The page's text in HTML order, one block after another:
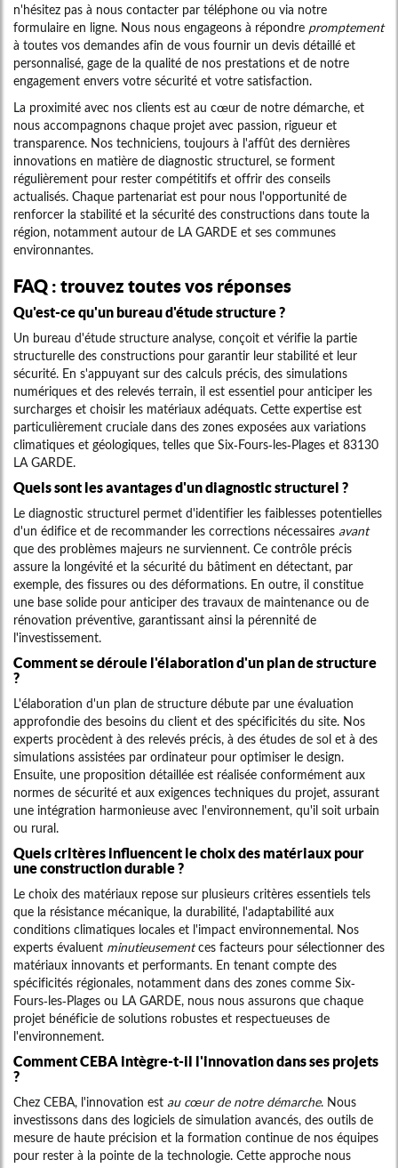
n'hésitez pas à nous contacter par téléphone ou via notre
formulaire en ligne. Nous nous engageons à répondre promptement
à toutes vos demandes afin de vous fournir un devis détaillé et
personnalisé, gage de la qualité de nos prestations et de notre
engagement envers votre sécurité et votre satisfaction.
La proximité avec nos clients est au cœur de notre démarche, et
nous accompagnons chaque projet avec passion, rigueur et
transparence. Nos techniciens, toujours à l'affût des dernières
innovations en matière de diagnostic structurel, se forment
régulièrement pour rester compétitifs et offrir des conseils
actualisés. Chaque partenariat est pour nous l'opportunité de
renforcer la stabilité et la sécurité des constructions dans toute la
région, notamment autour de LA GARDE et ses communes
environnantes.
FAQ : trouvez toutes vos réponses
Qu'est-ce qu'un bureau d'étude structure ?
Un bureau d'étude structure analyse, conçoit et vérifie la partie
structurelle des constructions pour garantir leur stabilité et leur
sécurité. En s'appuyant sur des calculs précis, des simulations
numériques et des relevés terrain, il est essentiel pour anticiper les
surcharges et choisir les matériaux adéquats. Cette expertise est
particulièrement cruciale dans des zones exposées aux variations
climatiques et géologiques, telles que Six-Fours-les-Plages et 83130
LA GARDE.
Quels sont les avantages d'un diagnostic structurel ?
Le diagnostic structurel permet d'identifier les faiblesses potentielles
d'un édifice et de recommander les corrections nécessaires avant
que des problèmes majeurs ne surviennent. Ce contrôle précis
assure la longévité et la sécurité du bâtiment en détectant, par
exemple, des fissures ou des déformations. En outre, il constitue
une base solide pour anticiper des travaux de maintenance ou de
rénovation préventive, garantissant ainsi la pérennité de
l'investissement.
Comment se déroule l'élaboration d'un plan de structure
?
L'élaboration d'un plan de structure débute par une évaluation
approfondie des besoins du client et des spécificités du site. Nos
experts procèdent à des relevés précis, à des études de sol et à des
simulations assistées par ordinateur pour optimiser le design.
Ensuite, une proposition détaillée est réalisée conformément aux
normes de sécurité et aux exigences techniques du projet, assurant
une intégration harmonieuse avec l'environnement, qu'il soit urbain
ou rural.
Quels critères influencent le choix des matériaux pour
une construction durable ?
Le choix des matériaux repose sur plusieurs critères essentiels tels
que la résistance mécanique, la durabilité, l'adaptabilité aux
conditions climatiques locales et l'impact environnemental. Nos
experts évaluent minutieusementces facteurs pour sélectionner des
matériaux innovants et performants. En tenant compte des
spécificités régionales, notamment dans des zones comme Six-
Fours-les-Plages ou LA GARDE, nous nous assurons que chaque
projet bénéficie de solutions robustes et respectueuses de
l'environnement.
Comment CEBA intègre-t-il l'innovation dans ses projets
?
Chez CEBA, l'innovation est au cœur de notre démarche. Nous
investissons dans des logiciels de simulation avancés, des outils de
mesure de haute précision et la formation continue de nos équipes
pour rester à la pointe de la technologie. Cette approche nous